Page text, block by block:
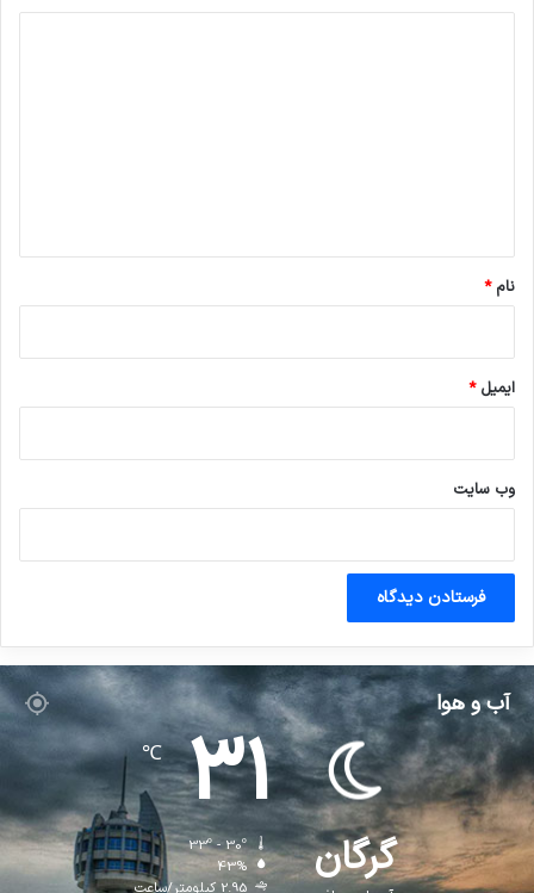
نام*
ایمیل*
وب‌ سایت
آب و هوا
گرگان
31
℃
33º - 30º
43%
2.95 کیلومتر/ساعت